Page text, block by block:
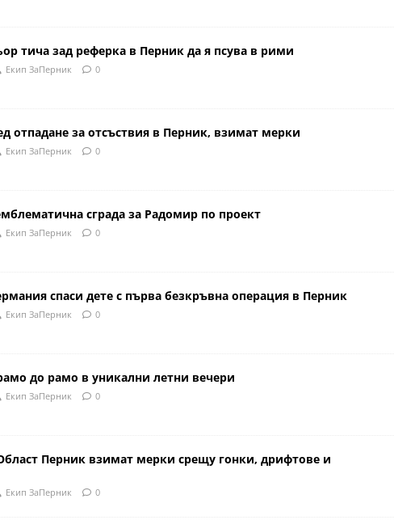
тича зад реферка в Перник да я псува в рими
Eкип ЗаПерник 0
отпадане за отсъствия в Перник, взимат мерки
Eкип ЗаПерник 0
сграда за Радомир по проект
Eкип ЗаПерник 0
спаси дете с първа безкръвна операция в Перник
Eкип ЗаПерник 0
до рамо в уникални летни вечери
Eкип ЗаПерник 0
Перник взимат мерки срещу гонки, дрифтове и
Eкип ЗаПерник 0